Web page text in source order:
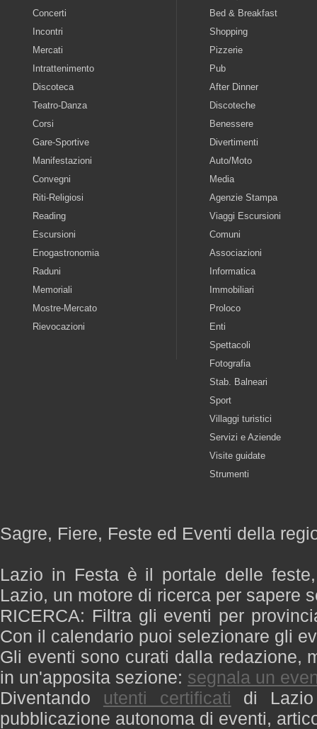
Concerti
Incontri
Mercati
Intrattenimento
Discoteca
Teatro-Danza
Corsi
Gare-Sportive
Manifestazioni
Convegni
Riti-Religiosi
Reading
Escursioni
Enogastronomia
Raduni
Memoriali
Mostre-Mercato
Rievocazioni
Bed & Breakfast
Shopping
Pizzerie
Pub
After Dinner
Discoteche
Benessere
Divertimenti
Auto/Moto
Media
Agenzie Stampa
Viaggi Escursioni
Comuni
Associazioni
Informatica
Immobiliari
Proloco
Enti
Spettacoli
Fotografia
Stab. Balneari
Sport
Villaggi turistici
Servizi e Aziende
Visite guidate
Strumenti
Sagre, Fiere, Feste ed Eventi della
Lazio in Festa è il portale delle
Lazio, un motore di ricerca per sapere
RICERCA: Filtra gli eventi per
Con il calendario puoi selezionare gli
Gli eventi sono curati dalla redazione,
in un'apposita sezione: segnala un
Diventando utenti certificati di
pubblicazione autonoma di eventi,